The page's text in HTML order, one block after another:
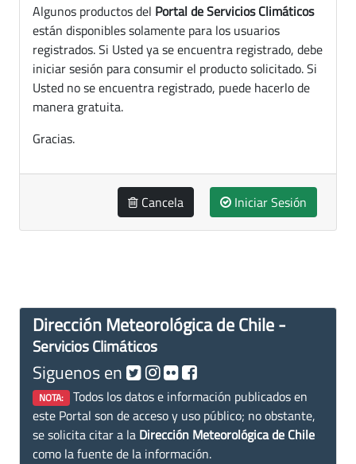
Algunos productos del Portal de Servicios Climáticos
están disponibles solamente para los usuarios
registrados. Si Usted ya se encuentra registrado, debe
iniciar sesión para consumir el producto solicitado. Si
Usted no se encuentra registrado, puede hacerlo de
manera gratuita.
Gracias.
Cancela Iniciar Sesión
Dirección Meteorológica de Chile -
Servicios Climáticos
Siguenos en
NOTA: Todos los datos e información publicados en
este Portal son de acceso y uso público; no obstante,
se solicita citar a la Dirección Meteorológica de Chile
como la fuente de la información.